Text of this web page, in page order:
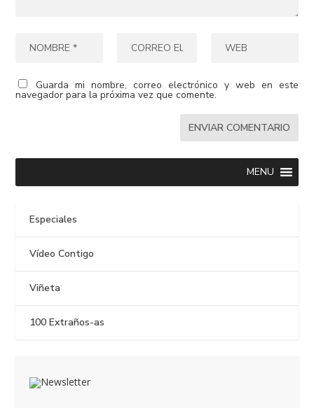
Guarda mi nombre, correo electrónico y web en este
navegador para la próxima vez que comente.
MENU
Especiales
Vídeo Contigo
Viñeta
100 Extraños-as